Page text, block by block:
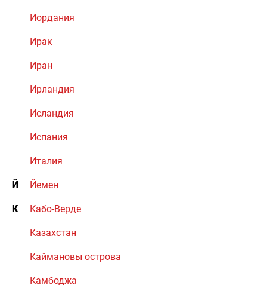
Иордания
Ирак
Иран
Ирландия
Исландия
Испания
Италия
Й Йемен
К Кабо-Верде
Казахстан
Каймановы острова
Камбоджа